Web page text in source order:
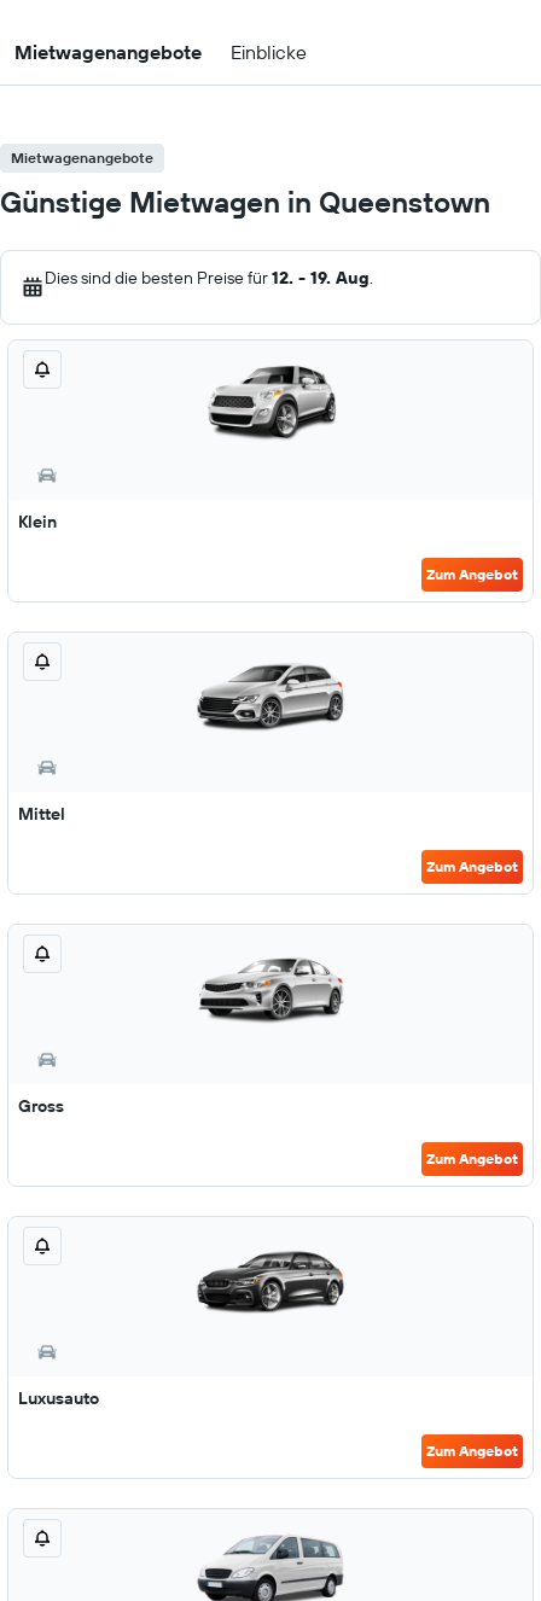
Mietwagenangebote Einblicke
Mietwagenangebote
Günstige Mietwagen in Queenstown
Dies sind die besten Preise für12. - 19. Aug.
Klein
Zum Angebot
Mittel
Zum Angebot
Gross
Zum Angebot
Luxusauto
Zum Angebot